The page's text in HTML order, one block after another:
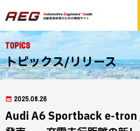
Topics
トピックス/リリース
2025.08.26
Audi A6 Sportback e-